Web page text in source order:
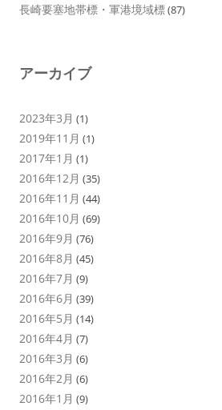
長崎要塞地帯標・軍港境域標(87)
アーカイブ
2023年3月 (1)
2019年11月 (1)
2017年1月 (1)
2016年12月 (35)
2016年11月 (44)
2016年10月 (69)
2016年9月 (76)
2016年8月 (45)
2016年7月 (9)
2016年6月 (39)
2016年5月 (14)
2016年4月 (7)
2016年3月 (6)
2016年2月 (6)
2016年1月 (9)